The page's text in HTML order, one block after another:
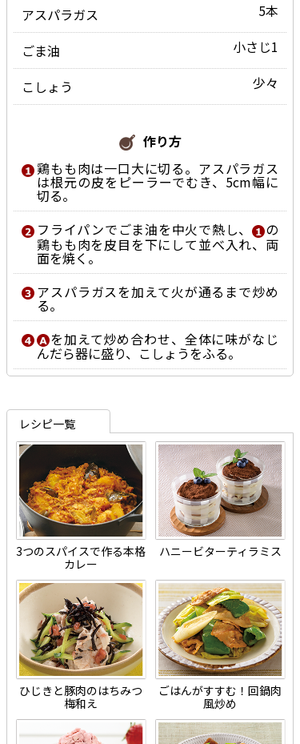
アスパラガス 5本
ごま油 小さじ1
こしょう 少々
作り方
鶏もも肉は一口大に切る。アスパラガス
は根元の皮をピーラーでむき、5cm幅に
切る。
フライパンでごま油を中火で熱し、
の
鶏もも肉を皮目を下にして並べ入れ、両
面を焼く。
アスパラガスを加えて火が通るまで炒め
る。
を加えて炒め合わせ、全体に味がなじ
んだら器に盛り、こしょうをふる。
レシピ一覧
3つのスパイスで作る本格
カレー
ハニービターティラミス
ひじきと豚肉のはちみつ
梅和え
ごはんがすすむ！回鍋肉
風炒め